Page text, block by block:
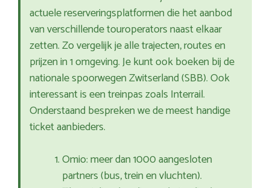
actuele reserveringsplatformen die het aanbod
van verschillende touroperators naast elkaar
zetten. Zo vergelijk je alle trajecten, routes en
prijzen in 1 omgeving. Je kunt ook boeken bij de
nationale spoorwegen Zwitserland (SBB). Ook
interessant is een treinpas zoals Interrail.
Onderstaand bespreken we de meest handige
ticket aanbieders.
Omio: meer dan 1000 aangesloten
partners (bus, trein en vluchten).